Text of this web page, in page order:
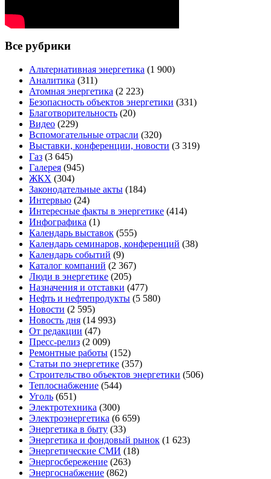
Все рубрики
Альтернативная энергетика (1 900)
Аналитика (311)
Атомная энергетика (2 223)
Безопасность объектов энергетики (331)
Благотворительность (20)
Видео (229)
Вспомогательные отрасли (320)
Выставки, конференции, новости (3 319)
Газ (3 645)
Галерея (945)
ЖКХ (304)
Законодательные акты (184)
Интервью (24)
Интересные факты в энергетике (414)
Инфографика (1)
Календарь выставок (555)
Календарь семинаров, конференций (38)
Календарь событий (9)
Каталог компаний (2 367)
Люди в энергетике (205)
Назначения и отставки (477)
Нефть и нефтепродукты (5 580)
Новости (2 595)
Новость дня (14 993)
От редакции (47)
Пресс-релиз (2 009)
Ремонтные работы (152)
Статьи по энергетике (357)
Строительство объектов энергетики (506)
Теплоснабжение (544)
Уголь (651)
Электротехника (300)
Электроэнергетика (6 659)
Энергетика в быту (33)
Энергетика и фондовый рынок (1 623)
Энергетические СМИ (18)
Энергосбережение (263)
Энергоснабжение (862)